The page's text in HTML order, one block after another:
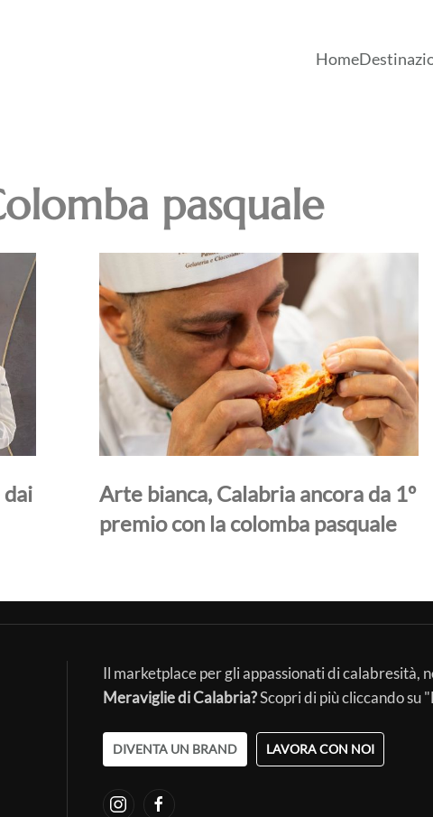
Home
pasquale
Arte bianca, Calabria ancora da 1º
premio con la colomba pasquale
Il marketplace per gli appassionati di calabresità,
Meraviglie di Calabria?Scopri di più cliccando su
DIVENTA UN BRAND LAVORA CON NOI